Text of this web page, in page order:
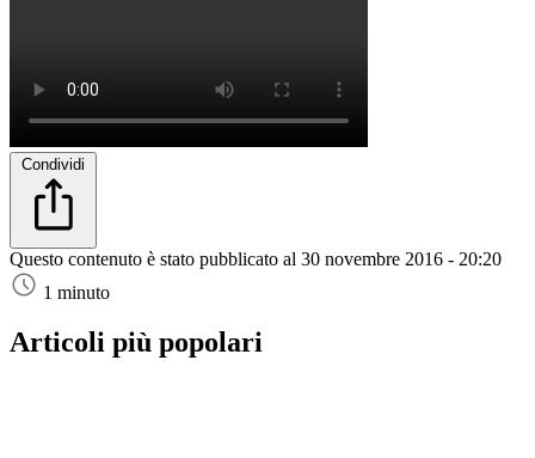
Condividi
Questo contenuto è stato pubblicato al 30 novembre 2016 - 20:20
1 minuto
Articoli più popolari